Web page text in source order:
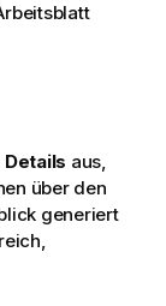
Details aus,
über den
generiert